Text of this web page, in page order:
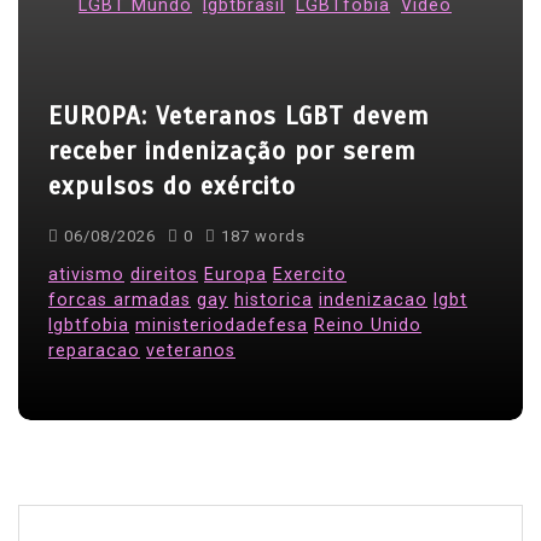
LGBT Mundo
lgbtbrasil LGBTfobia Video
EUROPA: Veteranos LGBT devem
receber indenização por serem
expulsos do exército
06/08/2026 0 187 words
ativismo direitos Europa Exercito
forcas armadas gay historica indenizacao lgbt
lgbtfobia ministeriodadefesa Reino Unido
reparacao veteranos